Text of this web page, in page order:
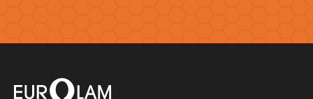
Entretien